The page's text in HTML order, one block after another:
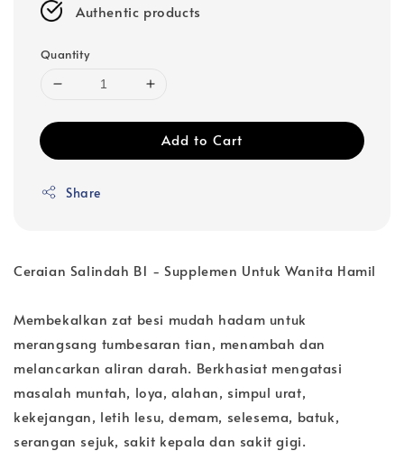
Authentic products
Quantity
Add to Cart
Share
Ceraian Salindah B1 - Supplemen Untuk Wanita Hamil
Membekalkan zat besi mudah hadam untuk
merangsang tumbesaran tian, menambah dan
melancarkan aliran darah. Berkhasiat mengatasi
masalah muntah, loya, alahan, simpul urat,
kekejangan, letih lesu, demam, selesema, batuk,
serangan sejuk, sakit kepala dan sakit gigi.